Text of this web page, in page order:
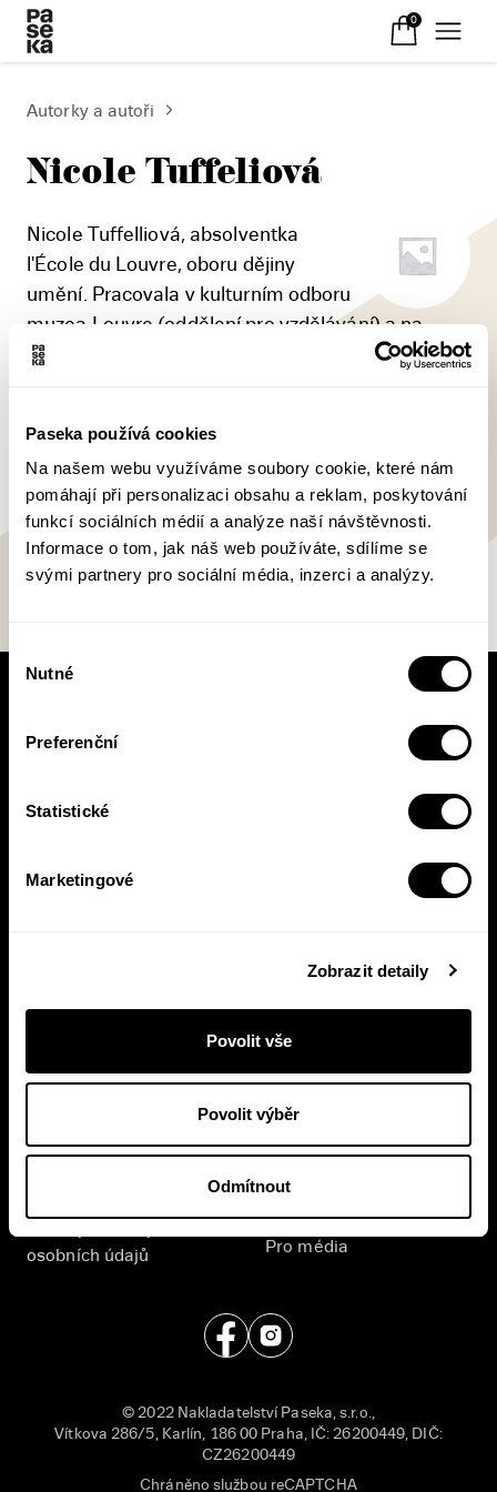
Paseka používá cookies
Na našem webu využíváme soubory cookie, které nám
pomáhají při personalizaci obsahu a reklam, poskytování
funkcí sociálních médií a analýze naší návštěvnosti.
Informace o tom, jak náš web používáte, sdílíme se
svými partnery pro sociální média, inzerci a analýzy.
Výběr
souhlasu
Nutné
Preferenční
Statistické
Marketingové
Zobrazit detaily
Povolit vše
Povolit výběr
Odmítnout
0
Autorky a autoři
Nicole Tuffeliová
Nicole Tuffelliová, absolventka
l'École du Louvre, oboru dějiny
umění. Pracovala v kulturním odboru
muzea Louvre (oddělení pro vzdělávání) a na
ministerstvu kultury jako tajemnice nákupní
Knižní novinky si čtěte! S naším
newsletterem budete vědět o všem, co se v
zákulisí, novinky, nebo slevové akce.
Přihlášením se k odběru novinek souhlasíte sezpracováním
E-shop
Všeobecné obchodní
osobních údajů
Nakladatelství
Kontakt
English
Pro média
© 2022 Nakladatelství Paseka, s.r.o.,
Vítkova 286/5, Karlín, 186 00 Praha, IČ: 26200449, DIČ:
CZ26200449
Chráněno službou reCAPTCHA